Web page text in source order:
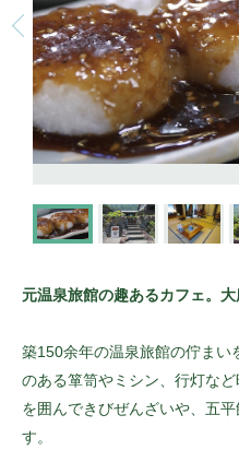
元温泉旅館の趣あるカフェ。大
築150余年の温泉旅館の佇まい
のある箪笥やミシン、行灯な
を囲んできびぜんざいや、五
す。